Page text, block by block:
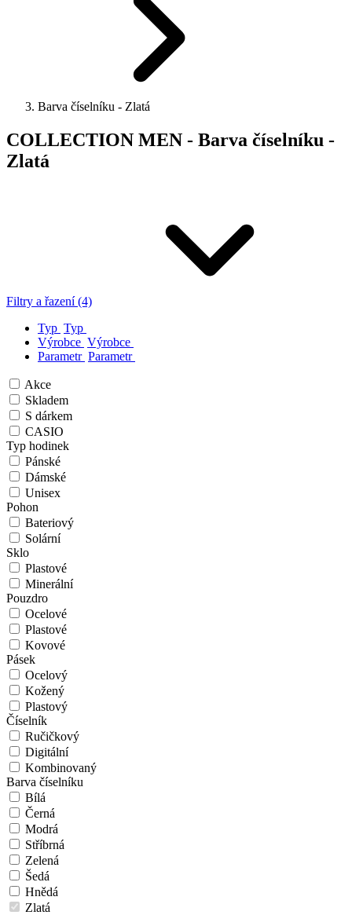
Barva číselníku - Zlatá
COLLECTION MEN - Barva číselníku -
Zlatá
Filtry a řazení (4)
Typ Typ
Výrobce Výrobce
Parametr Parametr
Akce
Skladem
S dárkem
CASIO
Typ hodinek
Pánské
Dámské
Unisex
Pohon
Bateriový
Solární
Sklo
Plastové
Minerální
Pouzdro
Ocelové
Plastové
Kovové
Pásek
Ocelový
Kožený
Plastový
Číselník
Ručičkový
Digitální
Kombinovaný
Barva číselníku
Bílá
Černá
Modrá
Stříbrná
Zelená
Šedá
Hnědá
Zlatá